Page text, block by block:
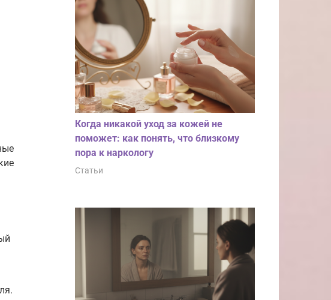
Когда никакой уход за кожей не
поможет: как понять, что близкому
пора к наркологу
Статьи